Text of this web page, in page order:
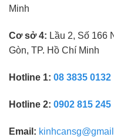
Minh
Cơ sở 4: Lầu 2, Số 166
Gòn, TP. Hồ Chí Minh
Hotline 1: 08 3835 0132
Hotline 2: 0902 815 245
Email: